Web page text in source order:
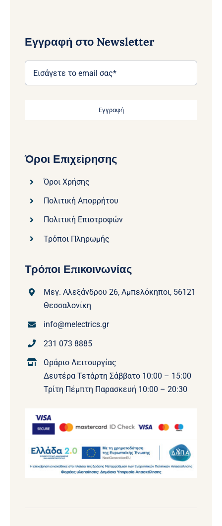
Εγγραφή στο Newsletter
Εγγραφή
Όροι Επιχείρησης
Όροι Χρήσης
Πολιτική Απορρήτου
Πολιτική Επιστροφών
Τρόποι Πληρωμής
Τρόποι Επικοινωνίας
Μεγ. Αλεξάνδρου 26, Αμπελόκηποι, 56121
Θεσσαλονίκη
info@melectrics.gr
231 073 8885
Ωράριο Λειτουργίας
Δευτέρα Τετάρτη Σάββατο 10:00 – 15:00
Τρίτη Πέμπτη Παρασκευή 10:00 – 20:30